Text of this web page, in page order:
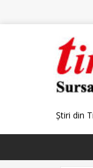
Știri din